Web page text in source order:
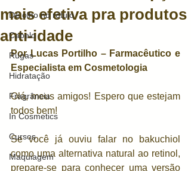
De olho no rótulo
Cabelo
Rugas
Hidratação
Fragrância
In Cosmetics
Cursos
Maquiagem
mais efetiva pra produtos
anti-idade
Por Lucas Portilho – Farmacêutico e
Especialista em Cosmetologia
Olá, meus amigos! Espero que estejam
todos bem!
Se você já ouviu falar no bakuchiol
como uma alternativa natural ao retinol,
prepare-se para conhecer uma versão